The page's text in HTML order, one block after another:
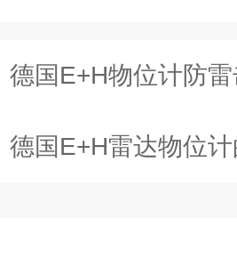
德国E+H物位计防
德国E+H雷达物位